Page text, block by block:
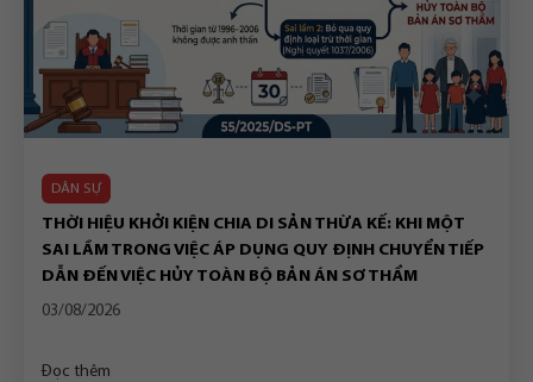
DÂN SỰ
THỜI HIỆU KHỞI KIỆN CHIA DI SẢN THỪA KẾ: KHI MỘT
SAI LẦM TRONG VIỆC ÁP DỤNG QUY ĐỊNH CHUYỂN TIẾP
DẪN ĐẾN VIỆC HỦY TOÀN BỘ BẢN ÁN SƠ THẨM
03/08/2026
Đọc thêm